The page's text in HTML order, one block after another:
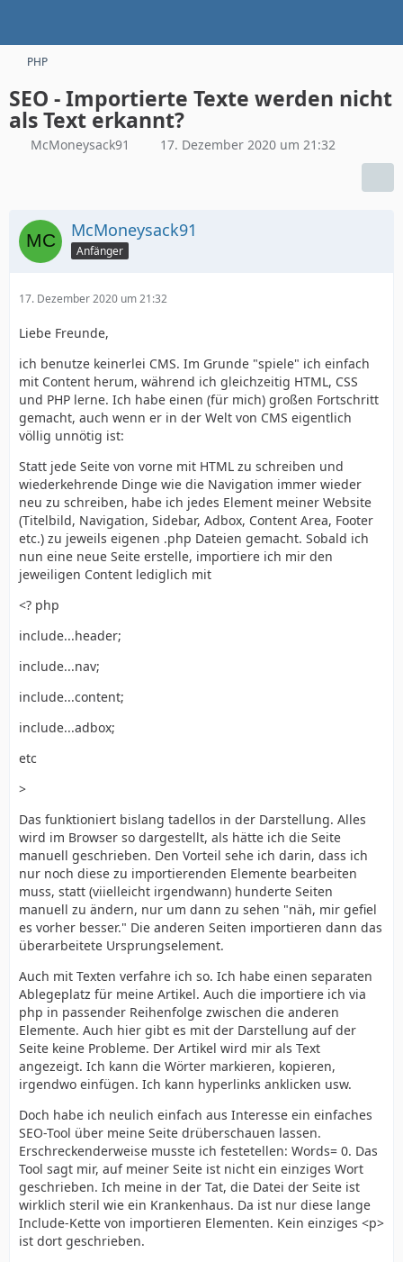
PHP
SEO - Importierte Texte werden nicht
als Text erkannt?
McMoneysack91 17. Dezember 2020 um 21:32
McMoneysack91
Anfänger
17. Dezember 2020 um 21:32
Liebe Freunde,
ich benutze keinerlei CMS. Im Grunde "spiele" ich einfach
mit Content herum, während ich gleichzeitig HTML, CSS
und PHP lerne. Ich habe einen (für mich) großen Fortschritt
gemacht, auch wenn er in der Welt von CMS eigentlich
völlig unnötig ist:
Statt jede Seite von vorne mit HTML zu schreiben und
wiederkehrende Dinge wie die Navigation immer wieder
neu zu schreiben, habe ich jedes Element meiner Website
(Titelbild, Navigation, Sidebar, Adbox, Content Area, Footer
etc.) zu jeweils eigenen .php Dateien gemacht. Sobald ich
nun eine neue Seite erstelle, importiere ich mir den
jeweiligen Content lediglich mit
<? php
include...header;
include...nav;
include...content;
include...adbox;
etc
>
Das funktioniert bislang tadellos in der Darstellung. Alles
wird im Browser so dargestellt, als hätte ich die Seite
manuell geschrieben. Den Vorteil sehe ich darin, dass ich
nur noch diese zu importierenden Elemente bearbeiten
muss, statt (viielleicht irgendwann) hunderte Seiten
manuell zu ändern, nur um dann zu sehen "näh, mir gefiel
es vorher besser." Die anderen Seiten importieren dann das
überarbeitete Ursprungselement.
Auch mit Texten verfahre ich so. Ich habe einen separaten
Ablegeplatz für meine Artikel. Auch die importiere ich via
php in passender Reihenfolge zwischen die anderen
Elemente. Auch hier gibt es mit der Darstellung auf der
Seite keine Probleme. Der Artikel wird mir als Text
angezeigt. Ich kann die Wörter markieren, kopieren,
irgendwo einfügen. Ich kann hyperlinks anklicken usw.
Doch habe ich neulich einfach aus Interesse ein einfaches
SEO-Tool über meine Seite drüberschauen lassen.
Erschreckenderweise musste ich festetellen: Words= 0. Das
Tool sagt mir, auf meiner Seite ist nicht ein einziges Wort
geschrieben. Ich meine in der Tat, die Datei der Seite ist
wirklich steril wie ein Krankenhaus. Da ist nur diese lange
Include-Kette von importieren Elementen. Kein einziges <p>
ist dort geschrieben.